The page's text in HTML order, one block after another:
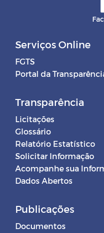
Serviços Online
FGTS
Portal da
Transparência
Licitações
Glossário
Relatório Estatístico
Solicitar Informação
Acompanhe sua
Dados Abertos
Publicações
Documentos